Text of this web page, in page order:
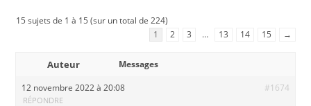
15 sujets de 1 à 15 (sur un total de 224)
1
2 3 … 13 14 15 →
Auteur
Messages
12 novembre 2022 à 20:08
#1674
RÉPONDRE